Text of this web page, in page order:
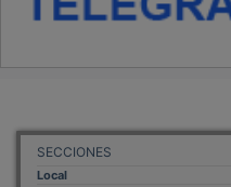
SECCIONES
Local
Provincia